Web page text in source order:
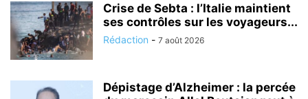
Crise de Sebta : l’Italie maintient
ses contrôles sur les voyageurs...
Rédaction - 7 août 2026
Dépistage d’Alzheimer : la percée